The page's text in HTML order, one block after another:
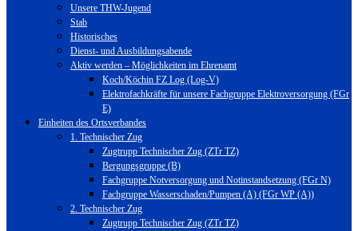
Unsere THW-Jugend
Stab
Historisches
Dienst- und Ausbildungsabende
Aktiv werden – Möglichkeiten im Ehrenamt
Koch/Köchin FZ Log (Log-V)
Elektrofachkräfte für unsere Fachgruppe Elektroversorgung (FGr
E)
Einheiten des Ortsverbandes
1. Technischer Zug
Zugtrupp Technischer Zug (ZTr TZ)
Bergungsgruppe (B)
Fachgruppe Notversorgung und Notinstandsetzung (FGr N)
Fachgruppe Wasserschaden/Pumpen (A) (FGr WP (A))
2. Technischer Zug
Zugtrupp Technischer Zug (ZTr TZ)